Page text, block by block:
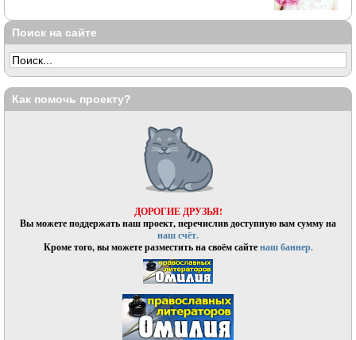
Поиск на сайте
Как помочь проекту?
ДОРОГИЕ ДРУЗЬЯ!
Вы можете поддержать наш проект, перечислив доступную вам сумму на
наш счёт.
Кроме того, вы можете разместить на своём сайтенаш баннер.